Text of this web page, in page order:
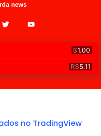
news
no TradingView